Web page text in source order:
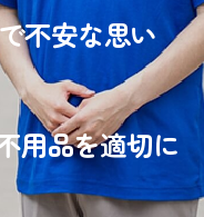
不安な思い
用品を適切に